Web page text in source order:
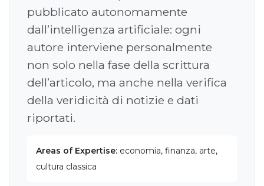
pubblicato autonomamente
dall’intelligenza artificiale: ogni
autore interviene personalmente
non solo nella fase della scrittura
dell’articolo, ma anche nella verifica
della veridicità di notizie e dati
riportati.
Areas of Expertise: economia, finanza, arte,
cultura classica